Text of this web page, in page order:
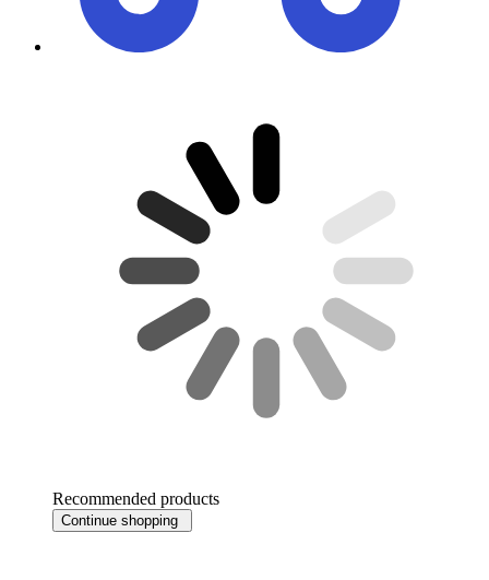
Recommended products
Continue shopping